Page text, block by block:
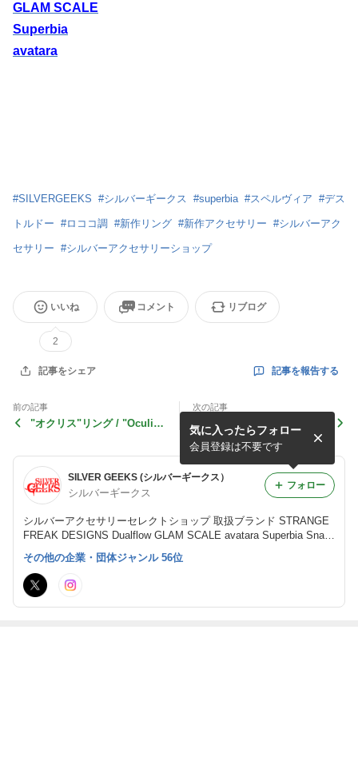
GLAM SCALE
Superbia
avatara
#SILVERGEEKS #シルバーギークス #superbia #スペルヴィア #デス
トルドー #ロココ調 #新作リング #新作アクセサリー #シルバーアク
セサリー #シルバーアクセサリーショップ
いいね
2
コメント リブログ
記事をシェア 記事を報告する
前の記事
"オクリス"リング / "Oculis"
次の記事
アヴァターラ入荷～！
SILVER GEEKS (シルバーギークス）
シルバーギークス
シルバーアクセサリーセレクトショップ 取扱ブランド STRANGE
FREAK DESIGNS Dualflow GLAM SCALE avatara Superbia Snak
e Pit Leather Works
気に入ったらフォロー
会員登録は不要です
フォロー
その他の企業・団体ジャンル 56位